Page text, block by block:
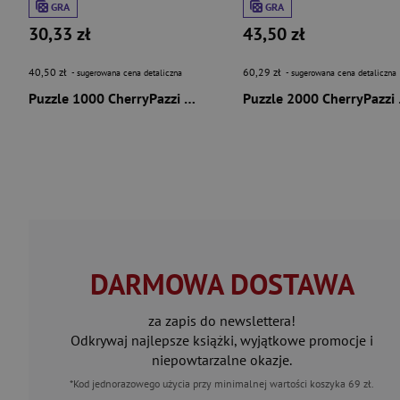
GRA
30,33 zł
40,50 zł - sugerowana cena detaliczna
Puzzle 1000 CherryPazzi Rainbow Wings 31391
GRA
43,50 zł
60,29 zł - sugerowana cena detaliczna
DARMOWA DOSTAWA
za zapis do newslettera!
Odkrywaj najlepsze książki, wyjątkowe promocje i
niepowtarzalne okazje.
*Kod jednorazowego użycia przy minimalnej wartości koszyka 69 zł.